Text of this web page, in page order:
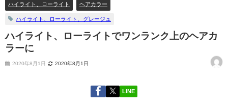
ハイライト、ローライト ヘアカラー
ハイライト、ローライト、グレージュ
ハイライト、ローライトでワンランク上のヘアカ
ラーに
2020年8月1日 2020年8月1日
LINE